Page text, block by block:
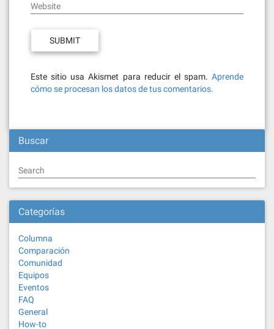
Website
Este sitio usa Akismet para reducir el spam. Aprende
cómo se procesan los datos de tus comentarios.
Buscar
Search
Categorías
Columna
Comparación
Comunidad
Equipos
Eventos
FAQ
General
How-to